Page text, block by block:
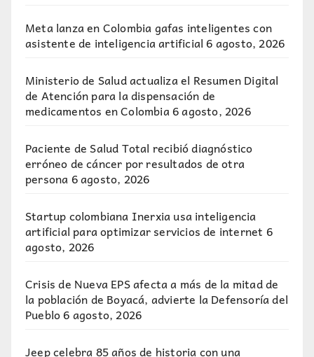
Meta lanza en Colombia gafas inteligentes con
asistente de inteligencia artificial 6 agosto, 2026
Ministerio de Salud actualiza el Resumen Digital
de Atención para la dispensación de
medicamentos en Colombia6 agosto, 2026
Paciente de Salud Total recibió diagnóstico
erróneo de cáncer por resultados de otra
persona6 agosto, 2026
Startup colombiana Inerxia usa inteligencia
artificial para optimizar servicios de internet 6
agosto, 2026
Crisis de Nueva EPS afecta a más de la mitad de
la población de Boyacá, advierte la Defensoría del
Pueblo6 agosto, 2026
Jeep celebra 85 años de historia con una